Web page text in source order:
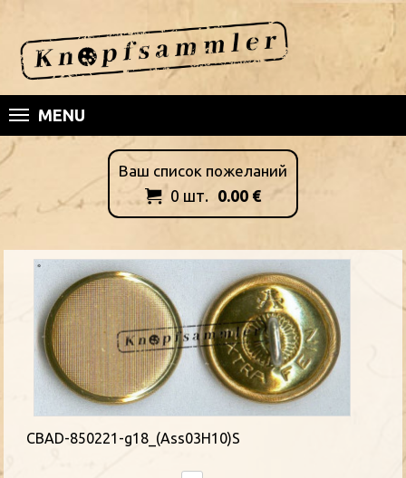
MENU
Ваш список пожеланий
 0 шт. 0.00 €
CBAD-850221-g18_(Ass03H10)S